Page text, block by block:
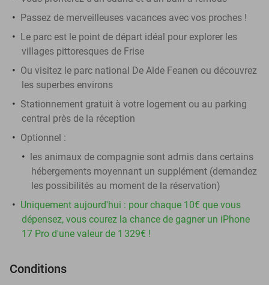
Passez de merveilleuses vacances avec vos proches !
Le parc est le point de départ idéal pour explorer les
villages pittoresques de Frise
Ou visitez le parc national De Alde Feanen ou découvrez
les superbes environs
Stationnement gratuit à votre logement ou au parking
central près de la réception
Optionnel :
les animaux de compagnie sont admis dans certains
hébergements moyennant un supplément (demandez
les possibilités au moment de la réservation)
Uniquement aujourd'hui : pour chaque 10€ que vous
dépensez, vous courez la chance de gagner un iPhone
17 Pro d'une valeur de 1 329€ !
Conditions